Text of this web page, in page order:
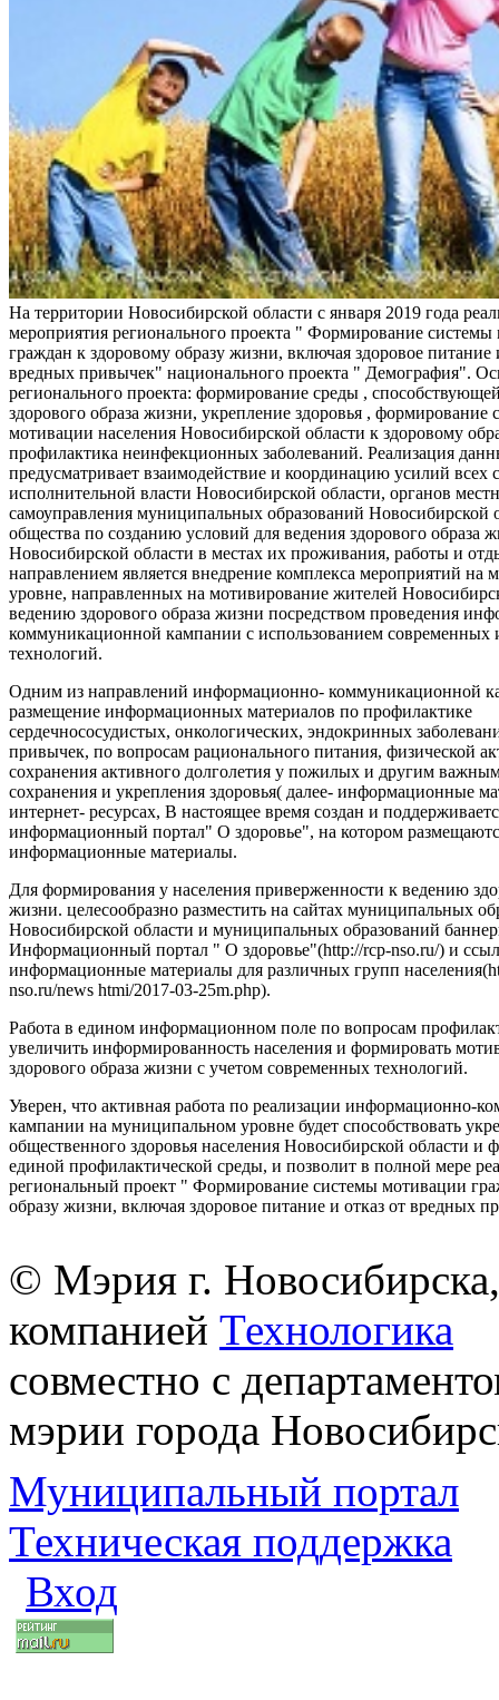
На территории Новосибирской области с января 2019 года
мероприятия регионального проекта " Формирование
граждан к здоровому образу жизни, включая здоровое питание
вредных привычек" национального проекта " Демография".
регионального проекта: формирование среды ,
здорового образа жизни, укрепление здоровья , формирование
мотивации населения Новосибирской области к здоровому
профилактика неинфекционных заболеваний. Реализация
предусматривает взаимодействие и координацию усилий всех
исполнительной власти Новосибирской области, органов
самоуправления муниципальных образований Новосибирской
общества по созданию условий для ведения здорового образа
Новосибирской области в местах их проживания, работы и
направлением является внедрение комплекса мероприятий на
уровне, направленных на мотивирование жителей
ведению здорового образа жизни посредством проведения
коммуникационной кампании с использованием
технологий.
Одним из направлений информационно- коммуникационной
размещение информационных материалов по профилактике
сердечнососудистых, онкологических, эндокринных
привычек, по вопросам рационального питания, физической
сохранения активного долголетия у пожилых и другим
сохранения и укрепления здоровья( далее- информационные
интернет- ресурсах, В настоящее время создан и
информационный портал" О здоровье", на котором
информационные материалы.
Для формирования у населения приверженности к ведению
жизни. целесообразно разместить на сайтах муниципальных
Новосибирской области и муниципальных образований
Информационный портал " О здоровье"(http://rcp-nso.ru/) и
информационные материалы для различных групп
nso.ru/news htmi/2017-03-25m.php).
Работа в едином информационном поле по вопросам
увеличить информированность населения и формировать
здорового образа жизни с учетом современных технологий.
Уверен, что активная работа по реализации информационно-
кампании на муниципальном уровне будет способствовать
общественного здоровья населения Новосибирской области и
единой профилактической среды, и позволит в полной мере
региональный проект " Формирование системы мотивации
образу жизни, включая здоровое питание и отказ от вредных
© Мэрия г.
компанией Технологика
совместно с
мэрии города
Муниципальный портал
Техническая поддержка
Вход